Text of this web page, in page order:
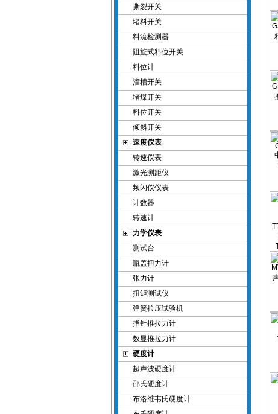
撕裂开关
堵料开关
料流检测器
阻旋式料位开关
料位计
溜槽开关
堵煤开关
料位开关
倾斜开关
速度仪表
转速仪表
激光测距仪
频闪仪仪表
计数器
转速计
力学仪表
测试台
瓶盖扭力计
张力计
扭矩测试仪
弹簧拉压试验机
指针推拉力计
数显推拉力计
硬度计
超声波硬度计
邵氏硬度计
布洛维韦氏硬度计